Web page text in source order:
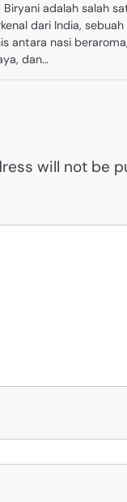
adalah salah
dari India, sebuah
antara nasi beraroma,
dan…
will not be